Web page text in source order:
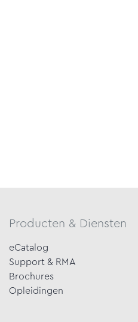
Producten & Diensten
eCatalog
Support & RMA
Brochures
Opleidingen